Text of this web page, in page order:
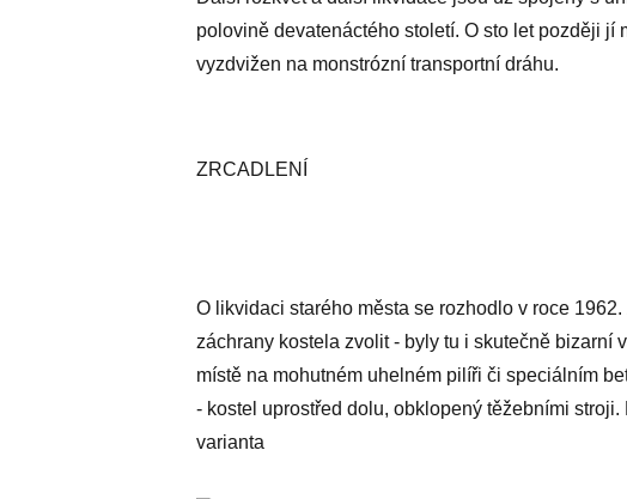
polovině devatenáctého století. O sto let později jí
vyzdvižen na monstrózní transportní dráhu.
ZRCADLENÍ
O likvidaci starého města se rozhodlo v roce
záchrany kostela zvolit - byly tu i skutečně bizarní
místě na mohutném uhelném pilíři či speciálním
- kostel uprostřed dolu, obklopený těžebními
varianta